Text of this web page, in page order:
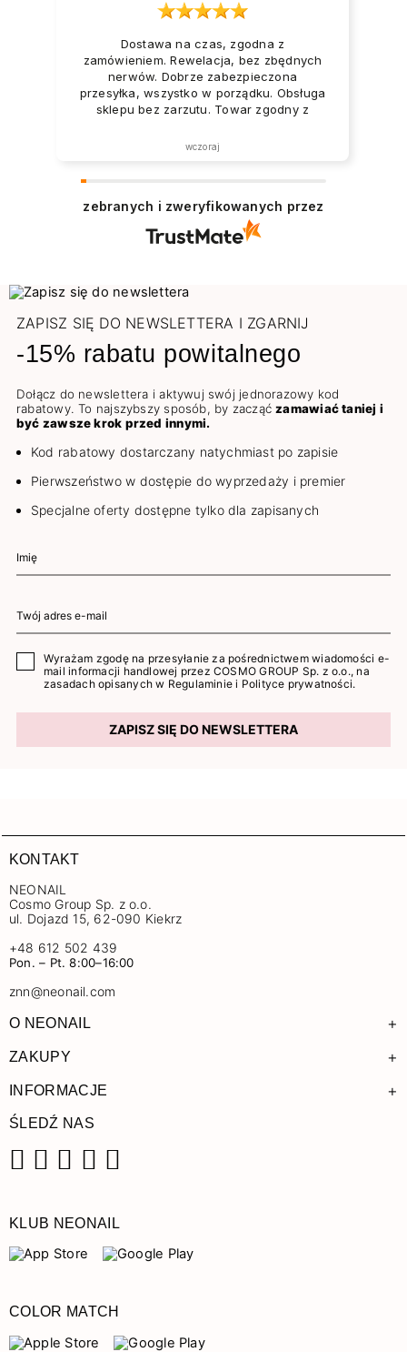
Dostawa na czas, zgodna z
zamówieniem. Rewelacja, bez zbędnych
nerwów. Dobrze zabezpieczona
przesyłka, wszystko w porządku. Obsługa
sklepu bez zarzutu. Towar zgodny z
została zrealizowana ekspresowo.
wczoraj
zebranych i zweryfikowanych przez
ZAPISZ SIĘ DO NEWSLETTERA I ZGARNIJ
-15% rabatu powitalnego
Dołącz do newslettera i aktywuj swój jednorazowy kod
rabatowy. To najszybszy sposób, by zacząćzamawiać taniej i
być zawsze krok przed innymi.
Kod rabatowy dostarczany natychmiast po zapisie
Pierwszeństwo w dostępie do wyprzedaży i premier
Specjalne oferty dostępne tylko dla zapisanych
Wyrażam zgodę na przesyłanie za pośrednictwem wiadomości e-
mail informacji handlowej przez COSMO GROUP Sp. z o.o., na
zasadach opisanych w Regulaminie i Polityce prywatności.
ZAPISZ SIĘ DO NEWSLETTERA
KONTAKT
NEONAIL
Cosmo Group Sp. z o.o.
ul. Dojazd 15, 62-090 Kiekrz
+48 612 502 439
Pon. – Pt. 8:00–16:00
znn@neonail.com
O NEONAIL +
ZAKUPY +
INFORMACJE +
ŚLEDŹ NAS
KLUB NEONAIL
COLOR MATCH